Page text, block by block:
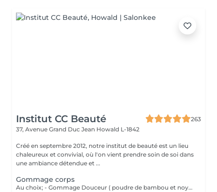
Institut CC Beauté
263
37, Avenue Grand Duc Jean Howald L-1842
Créé en septembre 2012, notre institut de beauté est un lieu
chaleureux et convivial, où l'on vient prendre soin de soi dans
une ambiance détendue et ...
Gommage corps
Au choix; - Gommage Douceur ( poudre de bambou et noyaux d'abricot ; grade 1 / doux ) - Gommage Gourmand ( nourrissant aux 2 sucres : grade 2 / médium ) - Gommage Marin (réminéralisant au sel marin et aux algues ; grade 3 / Fort )